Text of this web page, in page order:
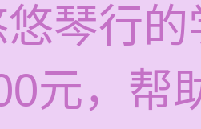
琴行
元，帮